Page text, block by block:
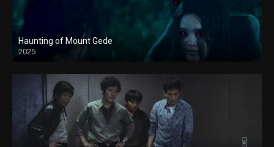
Haunting of Mount Gede
2025